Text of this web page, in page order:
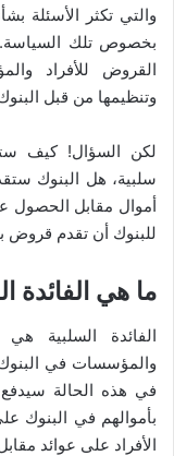
والتي تكثر الأسئلة
بخصوص تلك السياسة.
القروض للأفراد
وتنظيمها من قبل
لكن السؤال! كيف
سلبية، هل البنوك
أموال مقابل الحصول
للبنوك أن تقدم قروض
ما هي الفائدة
الفائدة السلبية
والمؤسسات في
في هذه الحالة سيدفع
بأموالهم في
الأفراد على عوائد